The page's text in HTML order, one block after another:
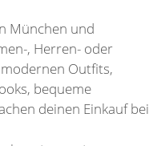
München und
, Herren- oder
Outfits,
bequeme
deinen Einkauf bei